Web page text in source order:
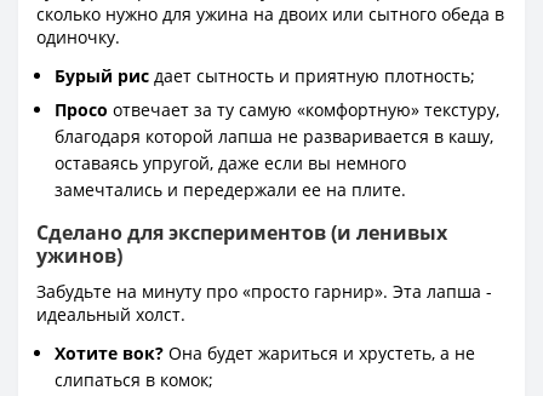
сколько нужно для ужина на двоих или сытного обеда в
одиночку.
Бурый рис дает сытность и приятную плотность;
Просо отвечает за ту самую «комфортную» текстуру,
благодаря которой лапша не разваривается в кашу,
оставаясь упругой, даже если вы немного
замечтались и передержали ее на плите.
Сделано для экспериментов (и ленивых
ужинов)
Забудьте на минуту про «просто гарнир». Эта лапша -
идеальный холст.
Хотите вок? Она будет жариться и хрустеть, а не
слипаться в комок;